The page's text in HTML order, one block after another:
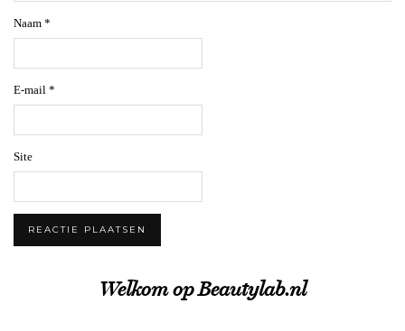
Naam *
E-mail *
Site
Welkom op Beautylab.nl